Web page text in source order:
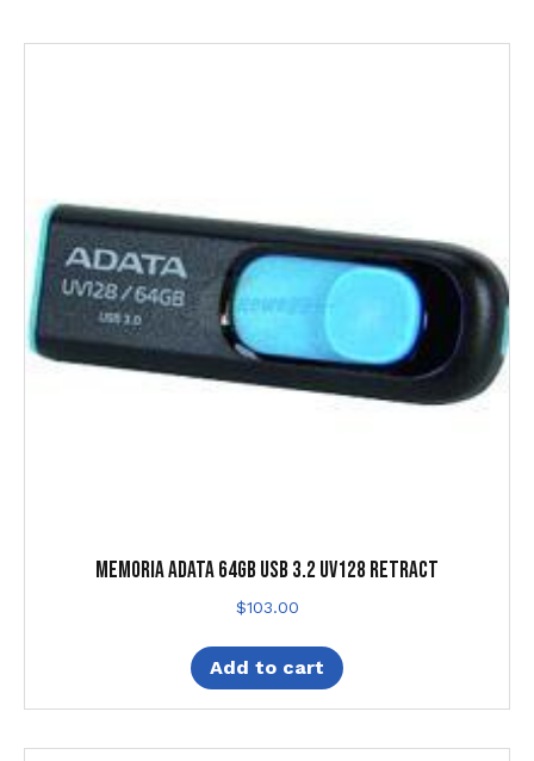
MEMORIA ADATA 64GB USB 3.2 UV128 RETRACT
$103.00
Add to cart